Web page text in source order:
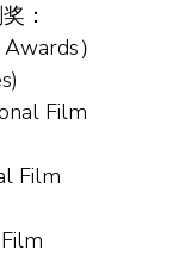
：
）
Film
Film